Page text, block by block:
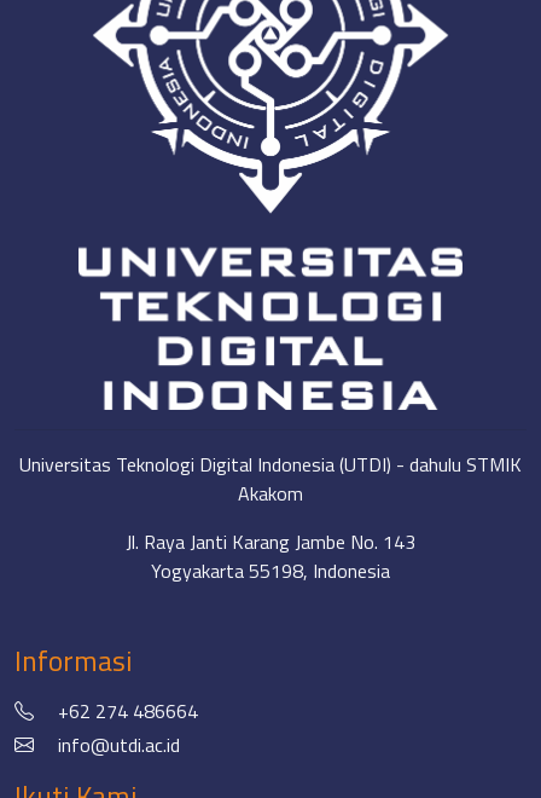
Universitas Teknologi Digital Indonesia (UTDI) - dahulu STMIK
Akakom
Jl. Raya Janti Karang Jambe No. 143
Yogyakarta 55198, Indonesia
Informasi
+62 274 486664
info@utdi.ac.id